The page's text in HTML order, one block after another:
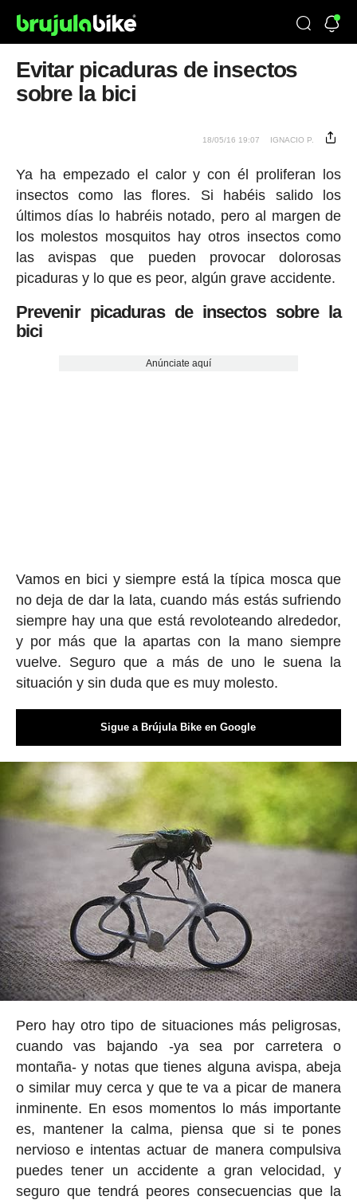
Evitar picaduras de insectos
sobre la bici
18/05/16 19:07 IGNACIO P.
Ya ha empezado el calor y con él proliferan los
insectos como las flores. Si habéis salido los
últimos días lo habréis notado, pero al margen de
los molestos mosquitos hay otros insectos como
las avispas que pueden provocar dolorosas
picaduras y lo que es peor, algún grave accidente.
Prevenir picaduras de insectos sobre la
bici
Anúnciate aquí
Vamos en bici y siempre está la típica mosca que
no deja de dar la lata, cuando más estás sufriendo
siempre hay una que está revoloteando alrededor,
y por más que la apartas con la mano siempre
vuelve. Seguro que a más de uno le suena la
situación y sin duda que es muy molesto.
Sigue a Brújula Bike en Google
Pero hay otro tipo de situaciones más peligrosas,
cuando vas bajando -ya sea por carretera o
montaña- y notas que tienes alguna avispa, abeja
o similar muy cerca y que te va a picar de manera
inminente. En esos momentos lo más importante
es, mantener la calma, piensa que si te pones
nervioso e intentas actuar de manera compulsiva
puedes tener un accidente a gran velocidad, y
seguro que tendrá peores consecuencias que la